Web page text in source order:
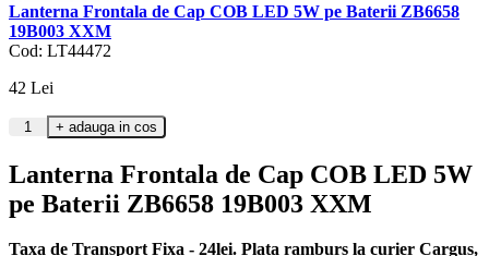
Lanterna Frontala de Cap COB LED 5W pe Baterii ZB6658
19B003 XXM
Cod: LT44472
42 Lei
Lanterna Frontala de Cap COB LED 5W
pe Baterii ZB6658 19B003 XXM
Taxa de Transport Fixa - 24lei. Plata ramburs la curier Cargus,